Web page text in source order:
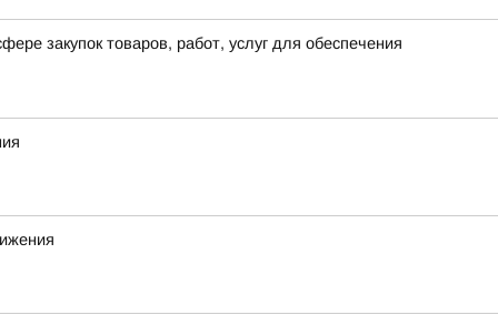
закупок товаров, работ, услуг для обеспечения